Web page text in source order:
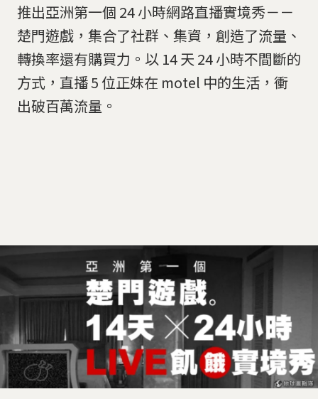
推出亞洲第一個 24 小時網路直播實境秀－－
楚門遊戲，集合了社群、集資，創造了流量、
轉換率還有購買力。以 14 天 24 小時不間斷的
方式，直播 5 位正妹在 motel 中的生活，衝
出破百萬流量。